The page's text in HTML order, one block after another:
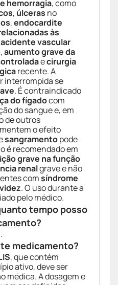
hemorragia, como
, úlceras no
,endocardite
às
acidente vascular
,aumento grave da
ecirurgia
recente. A
interrompida se
. É contraindicado
do fígadocom
do sangue e, em
de outros
o efeito
sangramentopode
é recomendado em
grave na função
renalgrave e não
comsíndrome
. O uso durante a
pelo médico.
tempo posso
medicamento?
, que contém
ativo, deve ser
médica. A dosagem e